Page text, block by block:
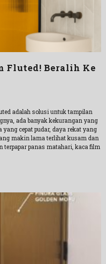
Fluted! Beralih Ke
adalah solusi untuk tampilan
ada banyak kekurangan yang
cepat pudar, daya rekat yang
makin lama terlihat kusam dan
terpapar panas matahari, kaca film